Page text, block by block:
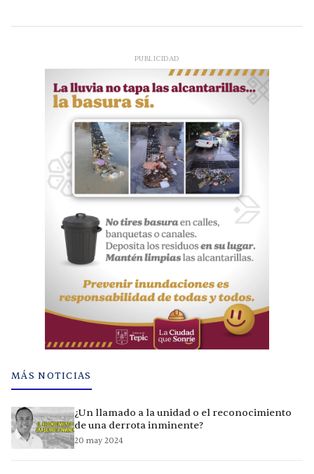
PUBLICIDAD
MÁS NOTICIAS
¿Un llamado a la unidad o el reconocimiento
de una derrota inminente?
20 may 2024